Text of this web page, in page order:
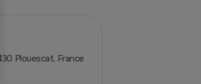
Plouescat, France